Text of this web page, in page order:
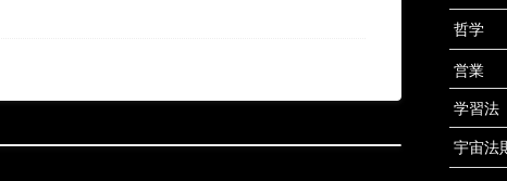
哲学
営業
学習法
宇宙法